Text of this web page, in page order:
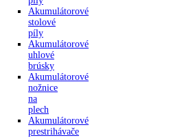
Akumulátorové
stolové
píly
Akumulátorové
uhlové
brúsky
Akumulátorové
nožnice
na
plech
Akumulátorové
prestrihávače